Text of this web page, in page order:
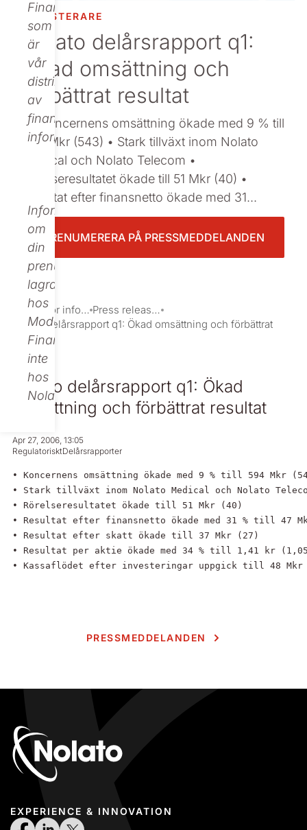
Finance,
som
är
vår
distributör
av
finansiell
information.
Informationen
om
din
prenumeration
lagras
hos
Modular
Finance,
inte
hos
Nolato.
INVESTERARE
Nolato delårsrapport q1:
Ökad omsättning och
förbättrat resultat
: • Koncernens omsättning ökade med 9 % till
594 Mkr (543) • Stark tillväxt inom Nolato
Medical och Nolato Telecom •
Rörelseresultatet ökade till 51 Mkr (40) •
Resultat efter finansnetto ökade med 31...
PRENUMERERA PÅ PRESSMEDDELANDEN
Investor information
Press releases
Nolato delårsrapport q1: Ökad omsättning och förbättrat
resultat
Nolato delårsrapport q1: Ökad
omsättning och förbättrat resultat
Apr 27, 2006, 13:05
RegulatorisktDelårsrapporter
• Koncernens omsättning ökade med 9 % till 594 Mkr
• Stark tillväxt inom Nolato Medical och Nolato
• Rörelseresultatet ökade till 51 Mkr (40)
• Resultat efter finansnetto ökade med 31 % till 47
• Resultat efter skatt ökade till 37 Mkr (27)
• Resultat per aktie ökade med 34 % till 1,41 kr
• Kassaflödet efter investeringar uppgick till 48 Mkr
PRESSMEDDELANDEN
EXPERIENCE & INNOVATION